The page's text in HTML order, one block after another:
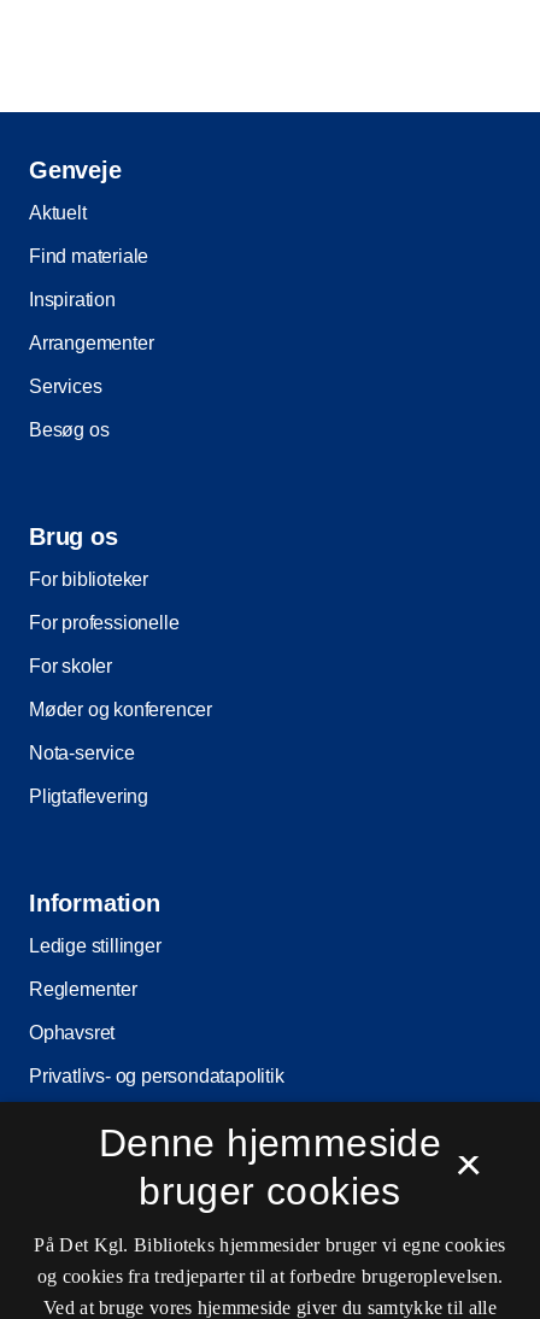
Genveje
Aktuelt
Find materiale
Inspiration
Arrangementer
Services
Besøg os
Brug os
For biblioteker
For professionelle
For skoler
Møder og konferencer
Nota-service
Pligtaflevering
Information
Ledige stillinger
Reglementer
Ophavsret
Privatlivs- og persondatapolitik
Driftsstatus
Cookieindstillinger
Kontaktinformationer
×
Denne hjemmeside
bruger cookies
På Det Kgl. Biblioteks hjemmesider bruger vi egne cookies
og cookies fra tredjeparter til at forbedre brugeroplevelsen.
Ved at bruge vores hjemmeside giver du samtykke til alle